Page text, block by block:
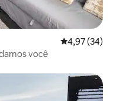
4,97 de uma
4,97 (34)
você